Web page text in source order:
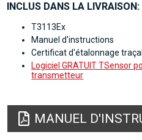
INCLUS DANS LA LIVRAISON:
T3113Ex
Manuel d'instructions
Certificat d'étalonnage
Logiciel GRATUIT TSensor
transmetteur
MANUEL